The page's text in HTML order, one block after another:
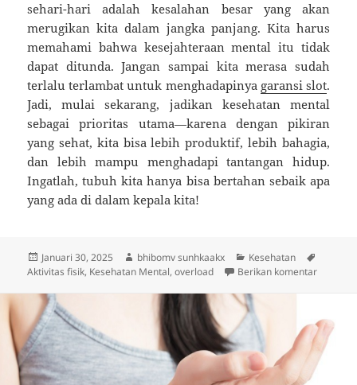
sehari-hari adalah kesalahan besar yang akan
merugikan kita dalam jangka panjang. Kita harus
memahami bahwa kesejahteraan mental itu tidak
dapat ditunda. Jangan sampai kita merasa sudah
terlalu terlambat untuk menghadapinya garansi slot.
Jadi, mulai sekarang, jadikan kesehatan mental
sebagai prioritas utama—karena dengan pikiran
yang sehat, kita bisa lebih produktif, lebih bahagia,
dan lebih mampu menghadapi tantangan hidup.
Ingatlah, tubuh kita hanya bisa bertahan sebaik apa
yang ada di dalam kepala kita!
Diposkan
pada
Januari 30, 2025 Penulis
bhibomv sunhkaakx Kategori
Kesehatan
Aktivitas fisik, Kesehatan Mental,overload Berikan komentaruntuk